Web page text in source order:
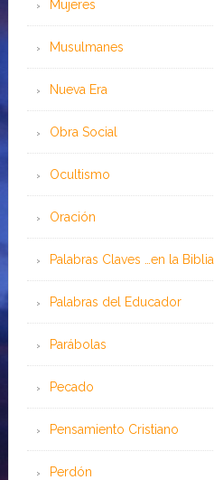
Mujeres
Musulmanes
Nueva Era
Obra Social
Ocultismo
Oración
Palabras Claves …en la Biblia
Palabras del Educador
Parábolas
Pecado
Pensamiento Cristiano
Perdón